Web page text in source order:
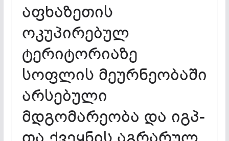
აფხაზეთის
ოკუპირებულ
ტერიტორიაზე
სოფლის მეურნეობაში
არსებული
მდგომარეობა და იგპ-